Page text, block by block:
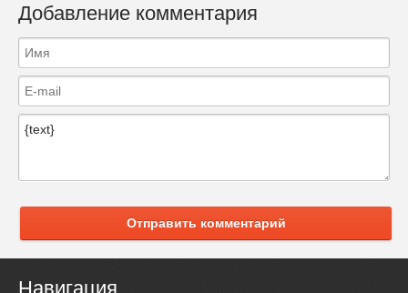
Добавление комментария
Отправить комментарий
Навигация